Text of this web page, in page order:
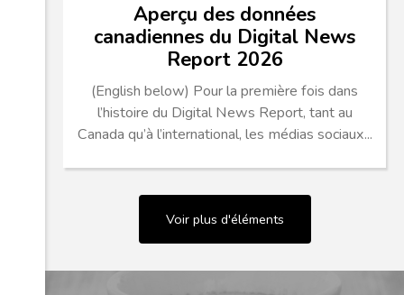
Aperçu des données
canadiennes du Digital News
Report 2026
(English below) Pour la première fois dans
l’histoire du Digital News Report, tant au
Canada qu’à l’international, les médias sociaux...
Voir plus d'éléments